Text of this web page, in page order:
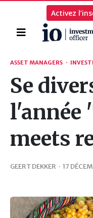
Accueil
Activez
Rechercher
ASSET MANAGERS ·
Se
l'année
meets
GEERT DEKKER · 17